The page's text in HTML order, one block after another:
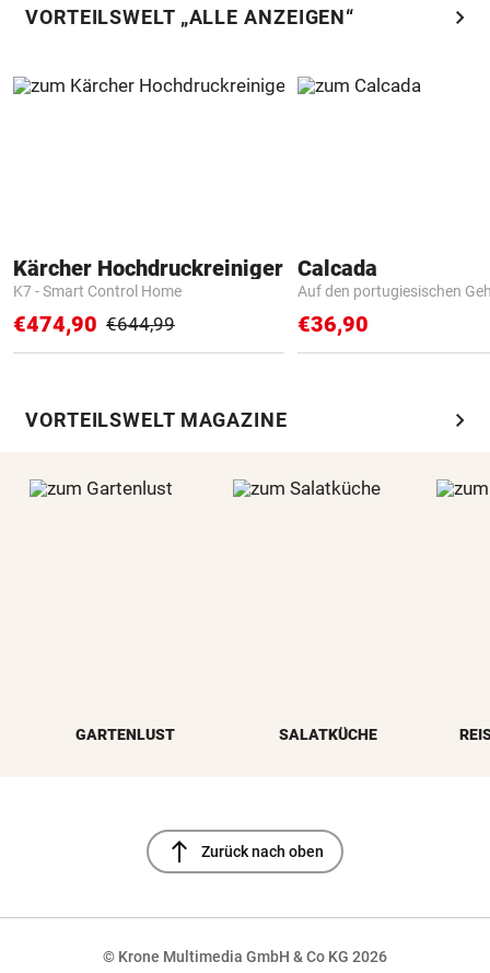
VORTEILSWELT „ALLE ANZEIGEN“ chevron_right
Kärcher Hochdruckreiniger
K7 - Smart Control Home
€474,90 €644,99
Calcada
Auf den portugiesischen
€36,90
VORTEILSWELT MAGAZINE chevron_right
GARTENLUST SALATKÜCHE
north Zurück nach oben
© Krone Multimedia GmbH & Co KG 2026